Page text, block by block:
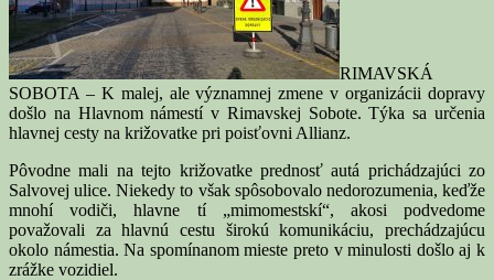
RIMAVSKÁ
SOBOTA – K malej, ale významnej zmene v organizácii dopravy
došlo na Hlavnom námestí v Rimavskej Sobote. Týka sa určenia
hlavnej cesty na križovatke pri poisťovni Allianz.
Pôvodne mali na tejto križovatke prednosť autá prichádzajúci zo
Salvovej ulice. Niekedy to však spôsobovalo nedorozumenia, keďže
mnohí vodiči, hlavne tí „mimomestskí“, akosi podvedome
považovali za hlavnú cestu širokú komunikáciu, prechádzajúcu
okolo námestia. Na spomínanom mieste preto v minulosti došlo aj k
zrážke vozidiel.